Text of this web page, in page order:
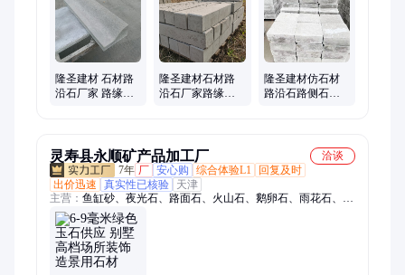
隆圣建材 石材路
沿石厂家 路缘石
隆圣建材石材路
沿石厂家路缘石
隆圣建材仿石材
路沿石路侧石别
灵寿县永顺矿产品加工厂
洽谈
7年 厂 安心购 综合体验L1
回复及时
出价迅速
真实性已核验
天津
主营： 鱼缸砂、夜光石、路面石、火山石、鹅卵石、雨花石、洗
米石、水洗石、机制石子、水磨石子、胶粘石、石英砂、烘干
砂、保温砂、砂浆砂、金刚砂、白沙子、蛭石、荧光粉、天然彩
砂、染色彩砂、金刚砂地坪料、透水石子、水刷石石子